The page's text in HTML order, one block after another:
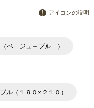
アイコンの説明
ベージュ＋ブルー）
ル（１９０×２１０）